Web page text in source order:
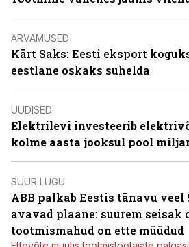
ARVAMUSED
Kärt Saks: Eesti eksport
eestlane oskaks suhelda
UUDISED
Elektrilevi investeerib
kolme aasta jooksul pool
SUUR LUGU
ABB palkab Eestis tänavu
avavad plaane: suurem seisak
tootmismahud on ette müüdud